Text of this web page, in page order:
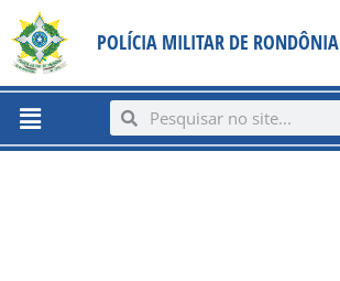
content
para
conteúdo
POLÍCIA MILITAR DE RONDÔNIA
Menu SearchSearch